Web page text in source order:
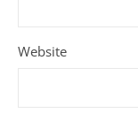
Website